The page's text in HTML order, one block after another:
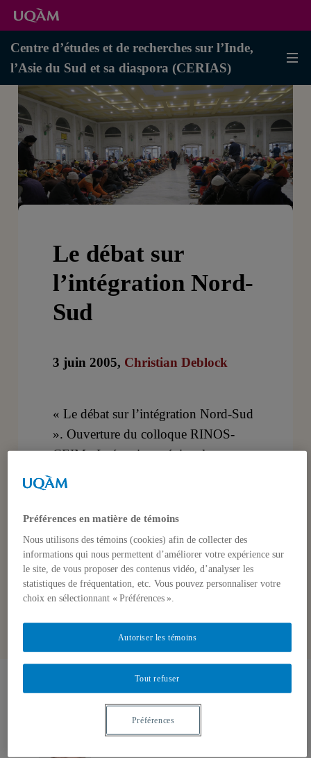
Centre d’études et de recherches sur l’Inde,
l’Asie du Sud et sa diaspora (CERIAS)
Le débat sur
l’intégration Nord-
Sud
3 juin 2005, Christian Deblock
« Le débat sur l’intégration Nord-Sud
». Ouverture du colloque RINOS-
CEIM : Intégrations régionales et
stratégies de développement : les
les Amériques et l’Asie. Montréal 1-3
juin 2005
Auteurs-trices
Préférences en matière de témoins
Nous utilisons des témoins (cookies) afin de collecter des
informations qui nous permettent d’améliorer votre expérience sur
le site, de vous proposer des contenus vidéo, d’analyser les
statistiques de fréquentation, etc. Vous pouvez personnaliser votre
choix en sélectionnant « Préférences ».
Tout refuser
Autoriser les témoins
Préférences